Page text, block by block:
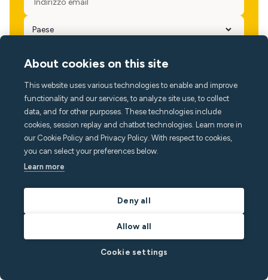
Lingua
About cookies on this site
This website uses various technologies to enable and improve
functionality and our services, to analyze site use, to collect
data, and for other purposes. These technologies include
cookies, session replay and chatbot technologies. Learn more in
our Cookie Policy and Privacy Policy. With respect to cookies,
you can select your preferences below.
Learn more
Deny all
Allow all
Cookie settings